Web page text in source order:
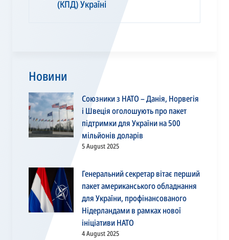
(КПД) Україні
Новини
Союзники з НАТО – Данія, Норвегія
і Швеція оголошують про пакет
підтримки для України на 500
мільйонів доларів
5 August 2025
Генеральний секретар вітає перший
пакет американського обладнання
для України, профінансованого
Нідерландами в рамках нової
ініціативи НАТО
4 August 2025